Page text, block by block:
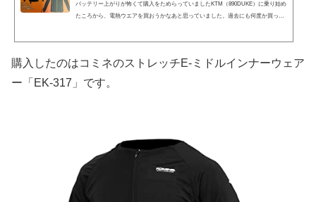
バッテリー上がりが怖くて購入をためらっていましたKTM（890DUKE）に乗り始め
たころから、電熱ウエアを買おうかなあと思っていました。過去にも何度か買って
た。 それに、さほど切実に必要性を感じてなかったということもあります。最近は
購入したのはコミネのストレッチE-ミドルインナーウェア
ー「EK-317」です。